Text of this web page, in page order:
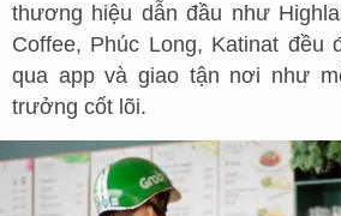
thương hiệu dẫn đầu như
Coffee, Phúc Long, Katinat đều
qua app và giao tận nơi như
trưởng cốt lõi.